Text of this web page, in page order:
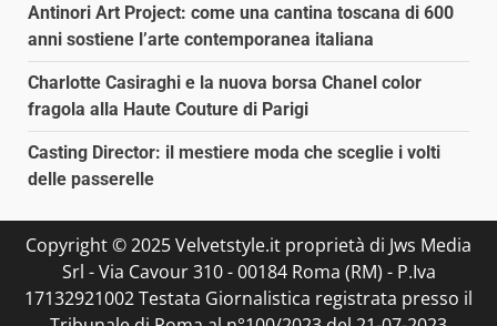
Antinori Art Project: come una cantina toscana di 600
anni sostiene l’arte contemporanea italiana
Charlotte Casiraghi e la nuova borsa Chanel color
fragola alla Haute Couture di Parigi
Casting Director: il mestiere moda che sceglie i volti
delle passerelle
Copyright © 2025 Velvetstyle.it proprietà di Jws Media
Srl - Via Cavour 310 - 00184 Roma (RM) - P.Iva
17132921002 Testata Giornalistica registrata presso il